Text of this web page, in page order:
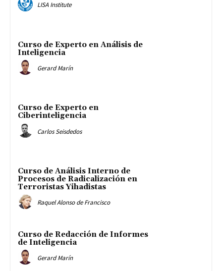
LISA Institute
Curso de Experto en Análisis de
Inteligencia
Gerard Marín
Curso de Experto en
Ciberinteligencia
Carlos Seisdedos
Curso de Análisis Interno de
Procesos de Radicalización en
Terroristas Yihadistas
Raquel Alonso de Francisco
Curso de Redacción de Informes
de Inteligencia
Gerard Marín